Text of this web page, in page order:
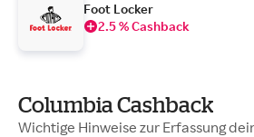
Foot Locker
2.5 % Cashback
Columbia Cashback
Wichtige Hinweise zur Erfassung